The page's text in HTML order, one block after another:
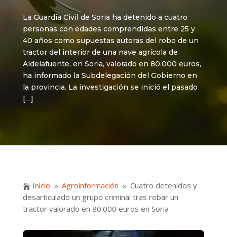
La Guardia Civil de Soria ha detenido a cuatro
personas con edades comprendidas entre 25 y
40 años como supuestas autoras del robo de un
tractor del interior de una nave agrícola de
Aldelafuente, en Soria, valorado en 80.000 euros,
ha informado la Subdelegación del Gobierno en
la provincia. La investigación se inició el pasado
[…]
 Inicio 9 Agroinformación 9 Cuatro detenidos y
desarticulado un grupo criminal tras robar un
tractor valorado en 80.000 euros en Soria